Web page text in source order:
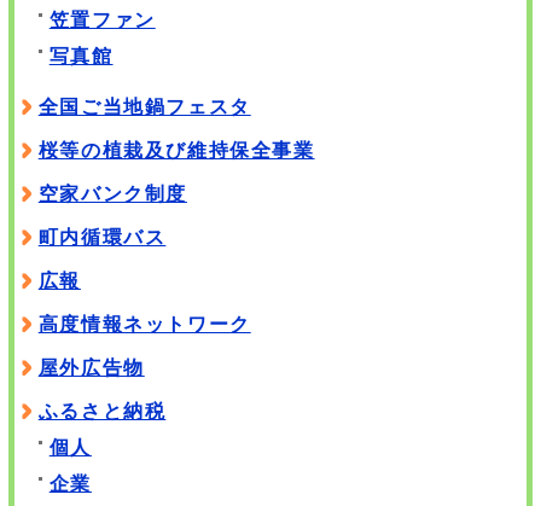
笠置ファン
写真館
全国ご当地鍋フェスタ
桜等の植栽及び維持保全事業
空家バンク制度
町内循環バス
広報
高度情報ネットワーク
屋外広告物
ふるさと納税
個人
企業